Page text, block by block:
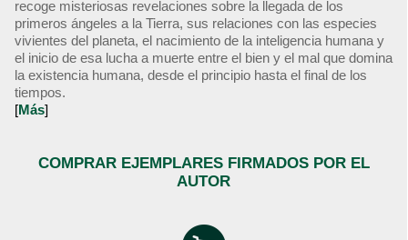
recoge misteriosas revelaciones sobre la llegada de los
primeros ángeles a la Tierra, sus relaciones con las especies
vivientes del planeta, el nacimiento de la inteligencia humana y
el inicio de esa lucha a muerte entre el bien y el mal que domina
la existencia humana, desde el principio hasta el final de los
tiempos.
[Más]
COMPRAR EJEMPLARES FIRMADOS POR EL
AUTOR